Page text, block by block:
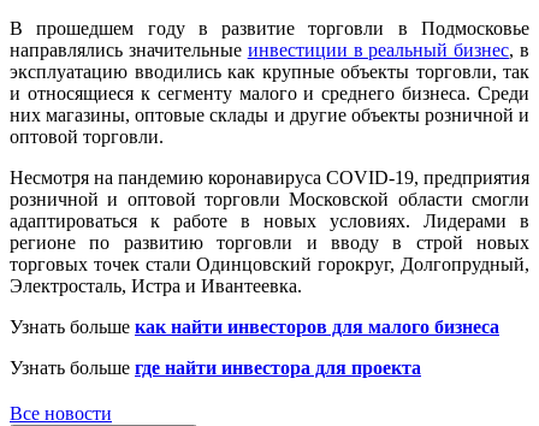
В прошедшем году в развитие торговли в Подмосковье
направлялись значительные инвестиции в реальный бизнес, в
эксплуатацию вводились как крупные объекты торговли, так
и относящиеся к сегменту малого и среднего бизнеса. Среди
них магазины, оптовые склады и другие объекты розничной и
оптовой торговли.
Несмотря на пандемию коронавируса COVID-19, предприятия
розничной и оптовой торговли Московской области смогли
адаптироваться к работе в новых условиях. Лидерами в
регионе по развитию торговли и вводу в строй новых
торговых точек стали Одинцовский горокруг, Долгопрудный,
Электросталь, Истра и Ивантеевка.
Узнать больше как найти инвесторов для малого бизнеса
Узнать больше где найти инвестора для проекта
Все новости